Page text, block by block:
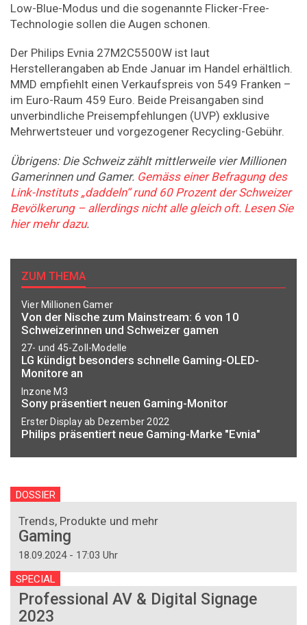
Low-Blue-Modus und die sogenannte Flicker-Free-
Technologie sollen die Augen schonen.
Der Philips Evnia 27M2C5500W ist laut
Herstellerangaben ab Ende Januar im Handel erhältlich.
MMD empfiehlt einen Verkaufspreis von 549 Franken –
im Euro-Raum 459 Euro. Beide Preisangaben sind
unverbindliche Preisempfehlungen (UVP) exklusive
Mehrwertsteuer und vorgezogener Recycling-Gebühr.
Übrigens: Die Schweiz zählt mittlerweile vier Millionen
Gamerinnen und Gamer. Gemäss einer Befragung des
Link-Instituts „daddeln“ rund 60 Prozent der Schweizer
Bevölkerung – allerdings nicht alle gleich oft. Lesen Sie
hier mehr dazu.
ZUM THEMA
Vier Millionen Gamer
Von der Nische zum Mainstream: 6 von 10
Schweizerinnen und Schweizer gamen
27- und 45-Zoll-Modelle
LG kündigt besonders schnelle Gaming-OLED-
Monitore an
Inzone M3
Sony präsentiert neuen Gaming-Monitor
Erster Display ab Dezember 2022
Philips präsentiert neue Gaming-Marke "Evnia"
DOSSIER
Trends, Produkte und mehr
Gaming
18.09.2024 - 17:03 Uhr
SPECIAL
Professional AV & Digital Signage
2023